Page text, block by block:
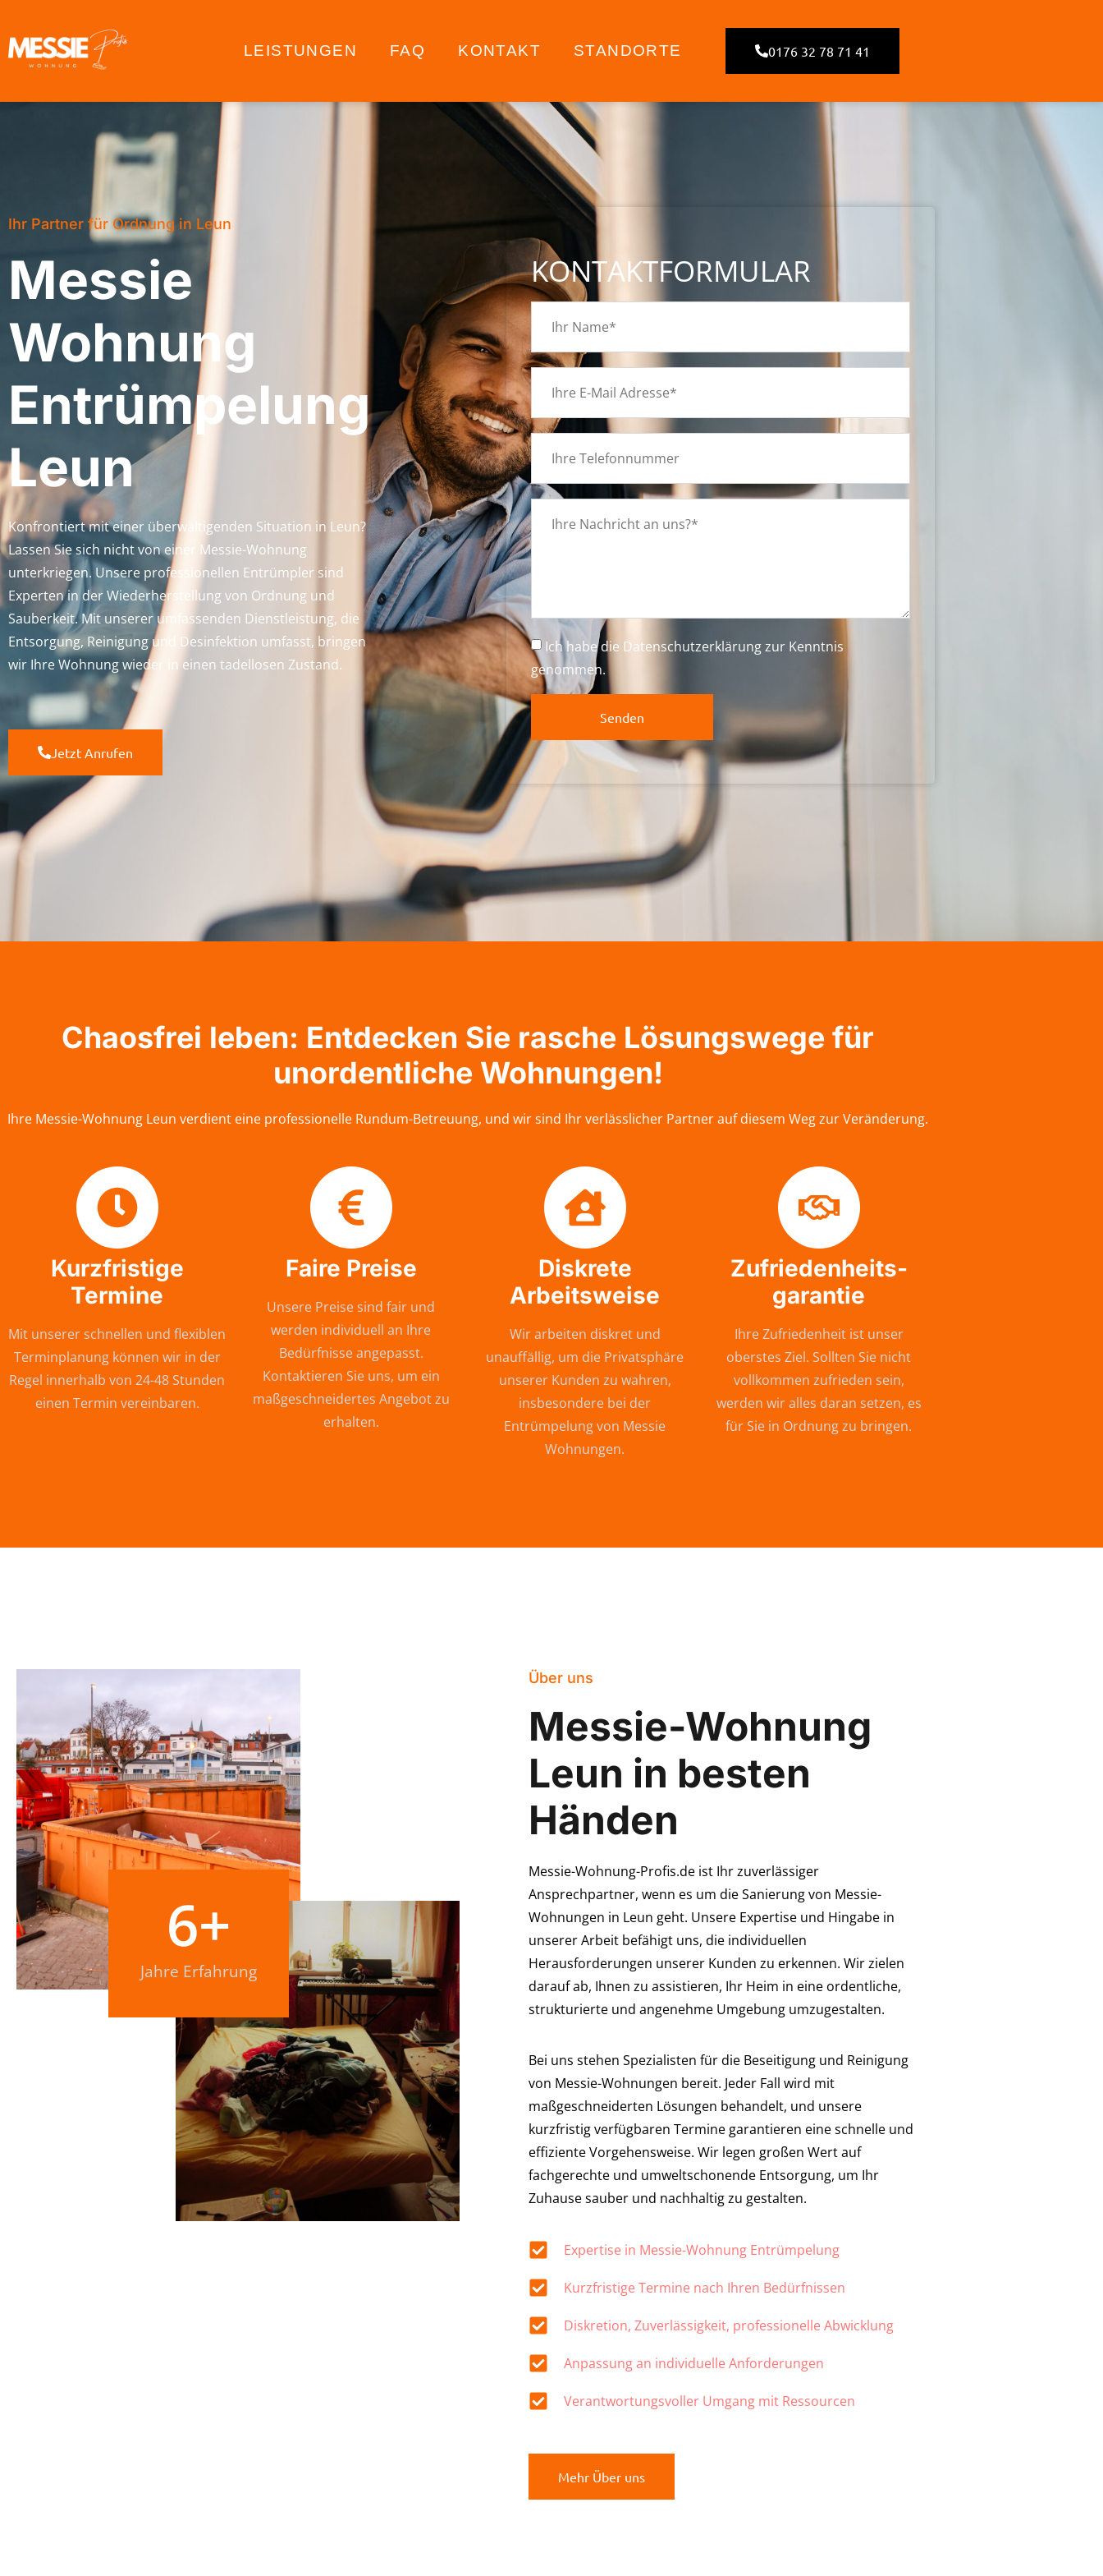
LEISTUNGEN FAQ KONTAKT STANDORTE 0176 32 78 71 41
Ihr Partner für Ordnung in Leun
Messie
Wohnung
Entrümpelung
Leun
Konfrontiert mit einer überwältigenden Situation in Leun?
Lassen Sie sich nicht von einer Messie-Wohnung
unterkriegen. Unsere professionellen Entrümpler sind
Experten in der Wiederherstellung von Ordnung und
Sauberkeit. Mit unserer umfassenden Dienstleistung, die
Entsorgung, Reinigung und Desinfektion umfasst, bringen
wir Ihre Wohnung wieder in einen tadellosen Zustand.
Jetzt Anrufen
KONTAKTFORMULAR
Ich habe die Datenschutzerklärungzur Kenntnis
genommen.
Senden
Chaosfrei leben: Entdecken Sie rasche Lösungswege für
unordentliche Wohnungen!
Ihre Messie-Wohnung Leun verdient eine professionelle Rundum-Betreuung, und wir sind Ihr verlässlicher Partner auf diesem Weg zur Veränderung.
Kurzfristige
Termine
Mit unserer schnellen und flexiblen
Terminplanung können wir in der
Regel innerhalb von 24-48 Stunden
einen Termin vereinbaren.
Faire Preise
Unsere Preise sind fair und
werden individuell an Ihre
Bedürfnisse angepasst.
Kontaktieren Sie uns, um ein
maßgeschneidertes Angebot zu
erhalten.
Diskrete
Arbeitsweise
Wir arbeiten diskret und
unauffällig, um die Privatsphäre
unserer Kunden zu wahren,
insbesondere bei der
Entrümpelung von Messie
Wohnungen.
Zufriedenheits-
garantie
Ihre Zufriedenheit ist unser
oberstes Ziel. Sollten Sie nicht
vollkommen zufrieden sein,
werden wir alles daran setzen, es
für Sie in Ordnung zu bringen.
Jahre Erfahrung
6+
Über uns
Messie-Wohnung
Leun in besten
Händen
Messie-Wohnung-Profis.de ist Ihr zuverlässiger
Ansprechpartner, wenn es um die Sanierung von Messie-
Wohnungen in Leun geht. Unsere Expertise und Hingabe in
unserer Arbeit befähigt uns, die individuellen
Herausforderungen unserer Kunden zu erkennen. Wir zielen
darauf ab, Ihnen zu assistieren, Ihr Heim in eine ordentliche,
strukturierte und angenehme Umgebung umzugestalten.
Bei uns stehen Spezialisten für die Beseitigung und Reinigung
von Messie-Wohnungen bereit. Jeder Fall wird mit
maßgeschneiderten Lösungen behandelt, und unsere
kurzfristig verfügbaren Termine garantieren eine schnelle und
effiziente Vorgehensweise. Wir legen großen Wert auf
fachgerechte und umweltschonende Entsorgung, um Ihr
Zuhause sauber und nachhaltig zu gestalten.
Expertise in Messie-Wohnung Entrümpelung
Kurzfristige Termine nach Ihren Bedürfnissen
Diskretion, Zuverlässigkeit, professionelle Abwicklung
Anpassung an individuelle Anforderungen
Verantwortungsvoller Umgang mit Ressourcen
Mehr Über uns